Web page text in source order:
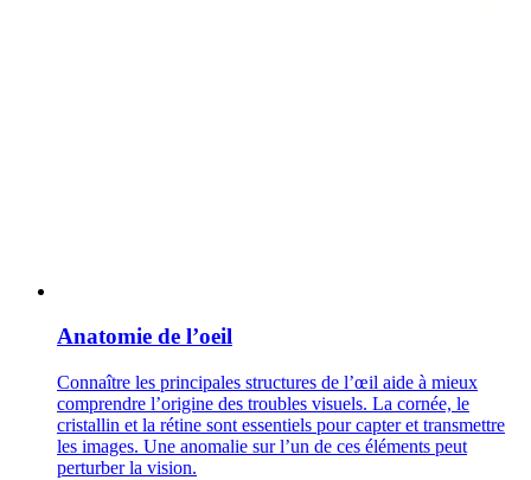
Anatomie de l’oeil
Connaître les principales structures de l’œil aide à mieux
comprendre l’origine des troubles visuels. La cornée, le
cristallin et la rétine sont essentiels pour capter et transmettre
les images. Une anomalie sur l’un de ces éléments peut
perturber la vision.